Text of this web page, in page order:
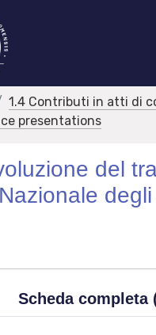
1.4 Contributi in atti di
presentations
del
Scheda completa